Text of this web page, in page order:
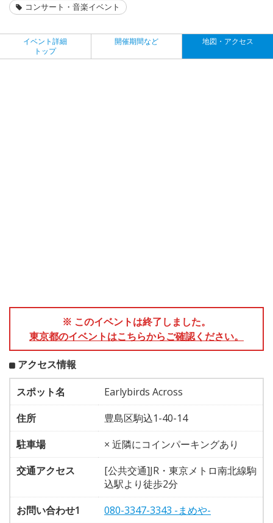
コンサート・音楽イベント
イベント詳細
トップ
開催期間など 地図・アクセス
※ このイベントは終了しました。
東京都のイベントはこちらからご確認ください。
アクセス情報
スポット名
Earlybirds Across
住所
豊島区駒込1-40-14
駐車場
× 近隣にコインパーキングあり
交通アクセス
[公共交通]JR・東京メトロ南北線駒
込駅より徒歩2分
お問い合わせ1
080-3347-3343 -まめや-